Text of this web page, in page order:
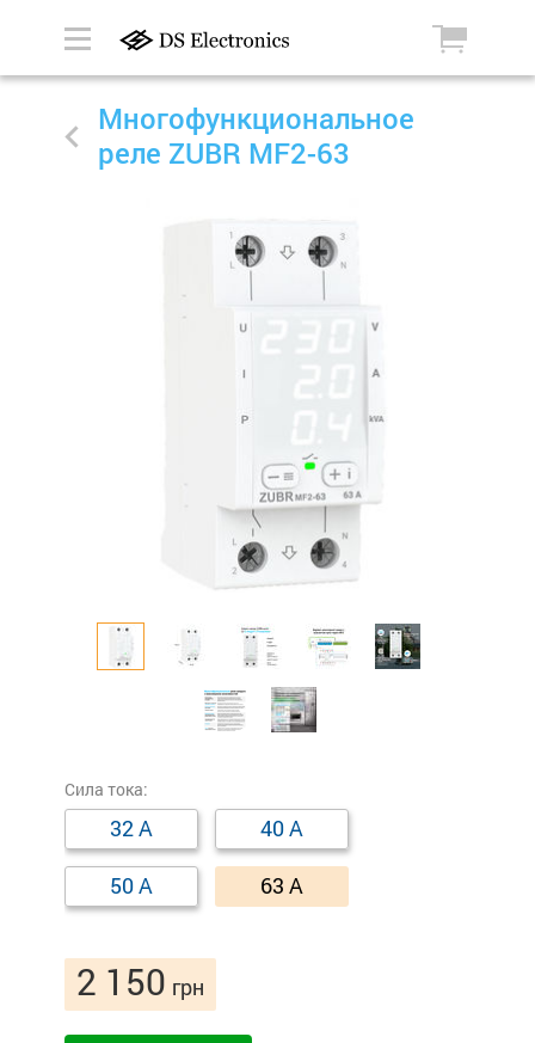
Многофункциональное
реле ZUBR MF2-63
Сила тока:
32 А
40 А
50 А
63 А
2 150 грн